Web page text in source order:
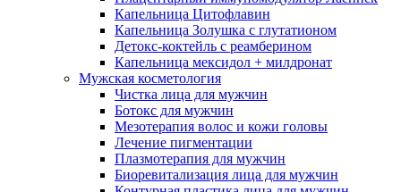
Капельница Цитофлавин
Капельница Золушка с глутатионом
Детокс-коктейль с реамберином
Капельница мексидол + милдронат
Мужская косметология
Чистка лица для мужчин
Ботокс для мужчин
Мезотерапия волос и кожи головы
Лечение пигментации
Плазмотерапия для мужчин
Биоревитализация лица для мужчин